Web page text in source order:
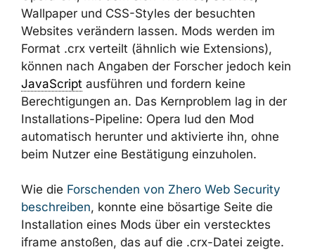
Opera GX, mit dem sich Themes, Sounds,
Wallpaper und CSS-Styles der besuchten
Websites verändern lassen. Mods werden im
Format .crx verteilt (ähnlich wie Extensions),
können nach Angaben der Forscher jedoch
keinJavaScriptausführen und fordern keine
Berechtigungen an. Das Kernproblem lag in
der Installations-Pipeline: Opera lud den Mod
automatisch herunter und aktivierte ihn, ohne
Wie dieForschenden von Zhero Web Security
beschreiben, konnte eine bösartige Seite die
Installation eines Mods über ein verstecktes